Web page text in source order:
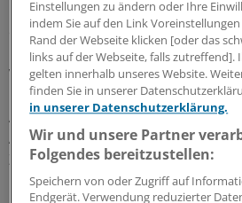
begrenzt. Mit das Schwierigste ist,
exakt vorauszuahnen, erklärt
Fachbereichsleiter für
Verkaufsprozesse bei Allianz
Allein auf die Frage nach dem Alter
Antwortmöglichkeiten: Der eine
Zahl, der nächste hängt das Wort
und wieder ein anderer nennt
Einstellungen zu ändern oder Ihre
indem Sie auf den Link
Rand der Webseite klicken [oder das
links auf der Webseite, falls zutreffend].
gelten innerhalb unseres Website.
finden Sie in unserer
in unserer Datenschutzerklärung.
Wir und unsere Partner
Folgendes bereitzustellen:
Speichern von oder Zugriff auf
Endgerät. Verwendung reduzierter